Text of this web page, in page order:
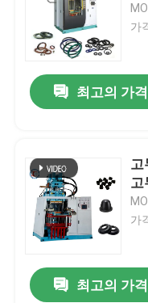
가
최고의 가격
고
고
가
최고의 가격